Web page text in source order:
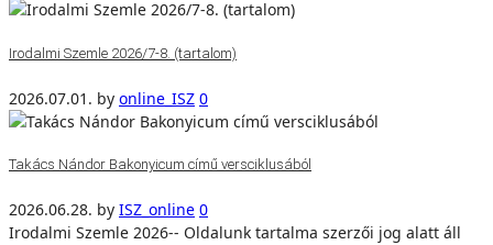
Irodalmi Szemle 2026/7-8. (tartalom)
2026.07.01. by online_ISZ 0
Takács Nándor Bakonyicum című versciklusából
2026.06.28. by ISZ_online 0
Irodalmi Szemle 2026-- Oldalunk tartalma szerzői jog alatt áll